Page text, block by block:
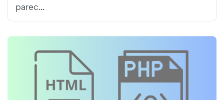
parec...